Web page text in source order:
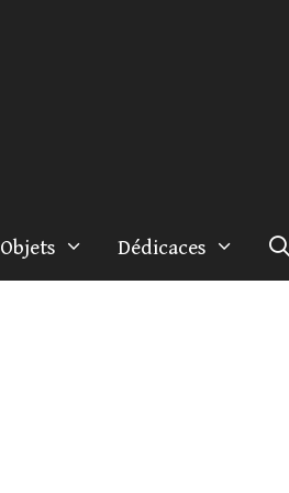
Objets Dédicaces